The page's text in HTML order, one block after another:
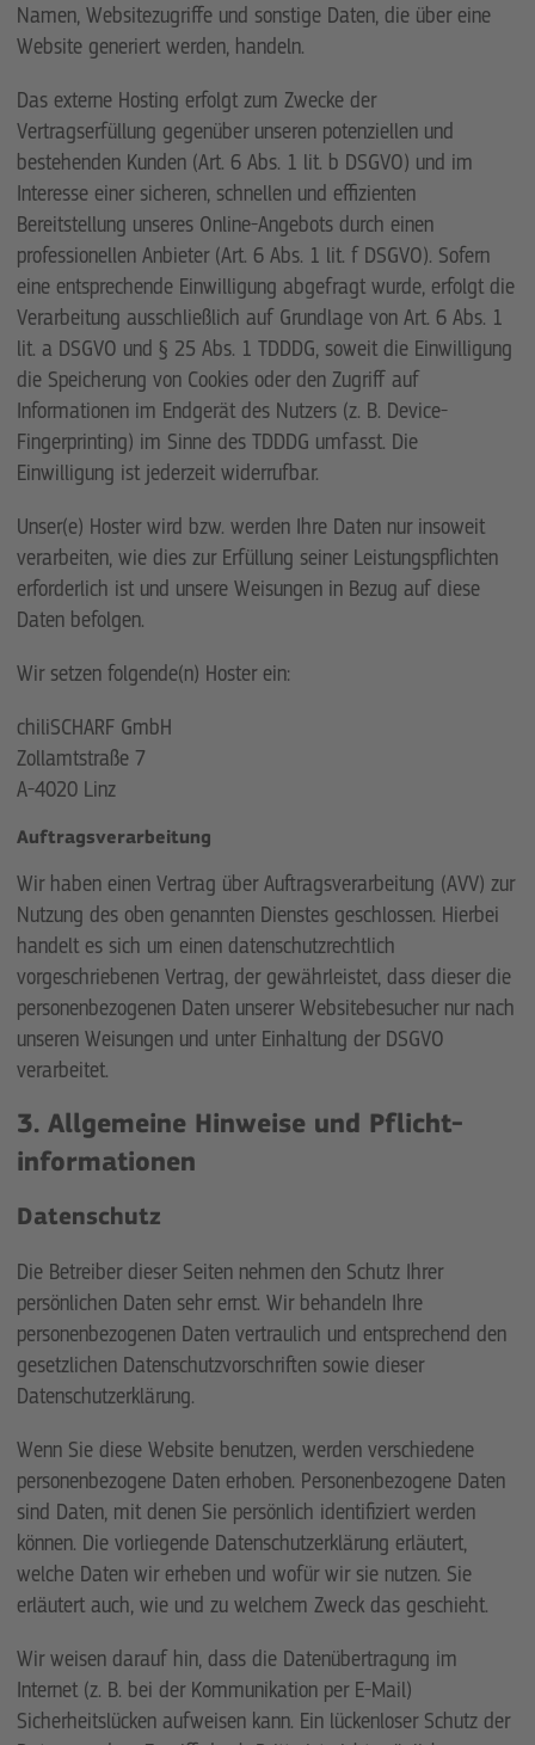
Namen, Websitezugriffe und sonstige Daten, die über eine
Website generiert werden, handeln.
Das externe Hosting erfolgt zum Zwecke der
Vertragserfüllung gegenüber unseren potenziellen und
bestehenden Kunden (Art. 6 Abs. 1 lit. b DSGVO) und im
Interesse einer sicheren, schnellen und effizienten
Bereitstellung unseres Online-Angebots durch einen
professionellen Anbieter (Art. 6 Abs. 1 lit. f DSGVO). Sofern
eine entsprechende Einwilligung abgefragt wurde, erfolgt die
Verarbeitung ausschließlich auf Grundlage von Art. 6 Abs. 1
lit. a DSGVO und § 25 Abs. 1 TDDDG, soweit die Einwilligung
die Speicherung von Cookies oder den Zugriff auf
Informationen im Endgerät des Nutzers (z. B. Device-
Fingerprinting) im Sinne des TDDDG umfasst. Die
Einwilligung ist jederzeit widerrufbar.
Unser(e) Hoster wird bzw. werden Ihre Daten nur insoweit
verarbeiten, wie dies zur Erfüllung seiner Leistungspflichten
erforderlich ist und unsere Weisungen in Bezug auf diese
Daten befolgen.
Wir setzen folgende(n) Hoster ein:
chiliSCHARF GmbH
Zollamtstraße 7
A-4020 Linz
Auftragsverarbeitung
Wir haben einen Vertrag über Auftragsverarbeitung (AVV) zur
Nutzung des oben genannten Dienstes geschlossen. Hierbei
handelt es sich um einen datenschutzrechtlich
vorgeschriebenen Vertrag, der gewährleistet, dass dieser die
personenbezogenen Daten unserer Websitebesucher nur nach
unseren Weisungen und unter Einhaltung der DSGVO
verarbeitet.
3. Allgemeine Hinweise und Pflicht­
informationen
Datenschutz
Die Betreiber dieser Seiten nehmen den Schutz Ihrer
persönlichen Daten sehr ernst. Wir behandeln Ihre
personenbezogenen Daten vertraulich und entsprechend den
gesetzlichen Datenschutzvorschriften sowie dieser
Datenschutzerklärung.
Wenn Sie diese Website benutzen, werden verschiedene
personenbezogene Daten erhoben. Personenbezogene Daten
sind Daten, mit denen Sie persönlich identifiziert werden
können. Die vorliegende Datenschutzerklärung erläutert,
welche Daten wir erheben und wofür wir sie nutzen. Sie
erläutert auch, wie und zu welchem Zweck das geschieht.
Wir weisen darauf hin, dass die Datenübertragung im
Internet (z. B. bei der Kommunikation per E-Mail)
Sicherheitslücken aufweisen kann. Ein lückenloser Schutz der